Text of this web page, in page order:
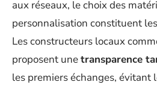
aux réseaux, le choix des
personnalisation constituent
Les constructeurs locaux
proposent unetransparence
les premiers échanges, évitant